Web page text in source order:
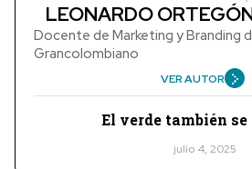
LEONARDO
Docente de Marketing y Branding
Grancolombiano
VER AUTOR
El verde también
julio 4, 2025